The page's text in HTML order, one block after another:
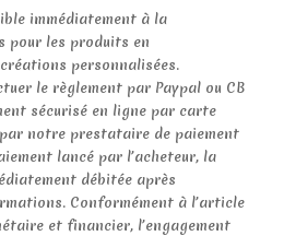
immédiatement à la
pour les produits en
personnalisées.
le règlement par Paypal ou CB
sécurisé en ligne par carte
notre prestataire de paiement
lancé par l’acheteur, la
débitée après
Conformément à l’article
et financier, l’engagement